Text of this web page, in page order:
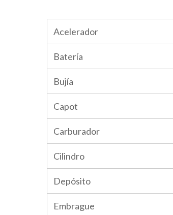
Acelerador
Batería
Bujía
Capot
Carburador
Cilindro
Depósito
Embrague